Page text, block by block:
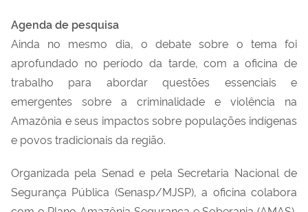
Agenda de pesquisa
Ainda no mesmo dia, o debate sobre o tema foi
aprofundado no período da tarde, com a oficina de
trabalho para abordar questões essenciais e
emergentes sobre a criminalidade e violência na
Amazônia e seus impactos sobre populações indígenas
e povos tradicionais da região.
Organizada pela Senad e pela Secretaria Nacional de
Segurança Pública (Senasp/MJSP), a oficina colabora